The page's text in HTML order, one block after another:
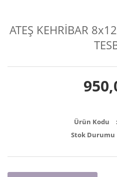
ATEŞ KEHRİBAR
Ürün Kodu
Stok Durumu